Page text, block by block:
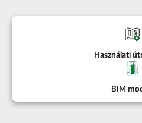
Használati
BIM